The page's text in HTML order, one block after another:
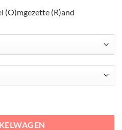
(O)mgezette (R)and